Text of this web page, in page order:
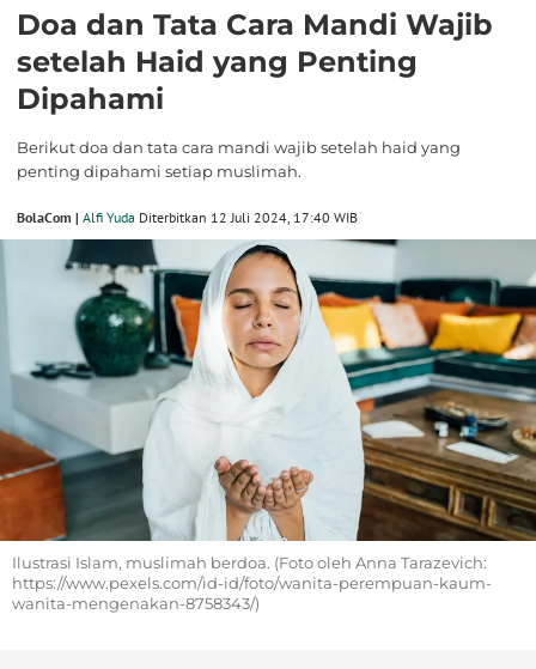
Doa dan Tata Cara Mandi Wajib
setelah Haid yang Penting
Dipahami
Berikut doa dan tata cara mandi wajib setelah haid yang
penting dipahami setiap muslimah.
BolaCom | Alfi Yuda Diterbitkan 12 Juli 2024, 17:40 WIB
Ilustrasi Islam, muslimah berdoa. (Foto oleh Anna Tarazevich:
https://www.pexels.com/id-id/foto/wanita-perempuan-kaum-
wanita-mengenakan-8758343/)